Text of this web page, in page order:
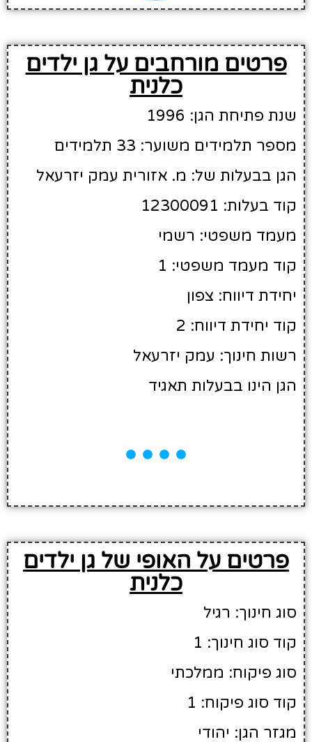
פרטים מורחבים על גן ילדים
כלנית
שנת פתיחת הגן: 1996
מספר תלמידים משוער: 33 תלמידים
הגן בבעלות של: מ. אזורית עמק יזרעאל
קוד בעלות: 12300091
מעמד משפטי: רשמי
קוד מעמד משפטי: 1
יחידת דיווח: צפון
קוד יחידת דיווח: 2
רשות חינוך: עמק יזרעאל
הגן הינו בבעלות תאגיד
פרטים על האופי של גן ילדים
כלנית
סוג חינוך: רגיל
קוד סוג חינוך: 1
סוג פיקוח: ממלכתי
קוד סוג פיקוח: 1
מגזר הגן: יהודי